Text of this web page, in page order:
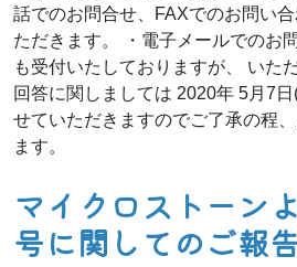
話でのお問合せ、FAXでのお問い
ただきます。 ・電子メールでのお
も受付いたしておりますが、 いた
回答に関しましては 2020年 5月7
せていただきますのでご了承の程
ます。
マイクロストーン
号に関してのご報